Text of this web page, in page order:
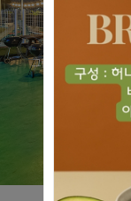
그림같은 자연 속에서